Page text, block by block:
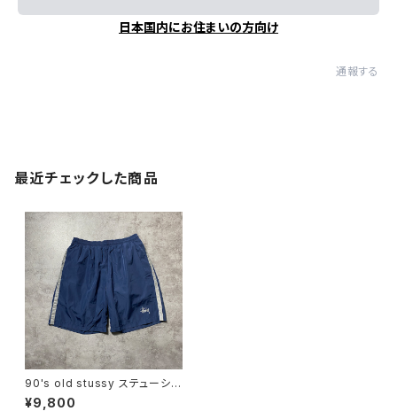
日本国内にお住まいの方向け
通報する
最近チェックした商品
90's old stussy ステューシ
ー ショーンフォント ワンポイ
ント リフレクター ナイロン
¥9,800